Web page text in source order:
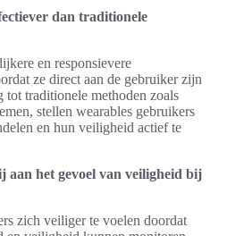
dan traditionele
en responsievere
ze direct aan de gebruiker zijn
tot traditionele methoden zoals
stellen wearables gebruikers
en hun veiligheid actief te
aan het gevoel van veiligheid bij
zich veiliger te voelen doordat